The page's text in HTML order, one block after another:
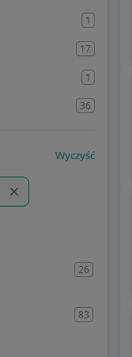
1
17
1
36
Wyczyść
26
83